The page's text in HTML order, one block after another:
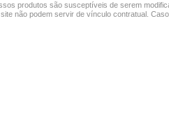
produtos são susceptíveis de serem
não podem servir de vínculo contratual.